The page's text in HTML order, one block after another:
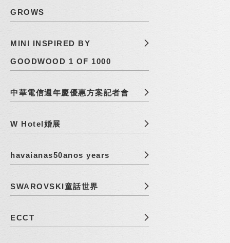
GROWS
MINI INSPIRED BY
GOODWOOD 1 OF 1000
中華電信週年慶優惠方案記者會
W Hotel婚展
havaianas50anos years
SWAROVSKI童話世界
ECCT